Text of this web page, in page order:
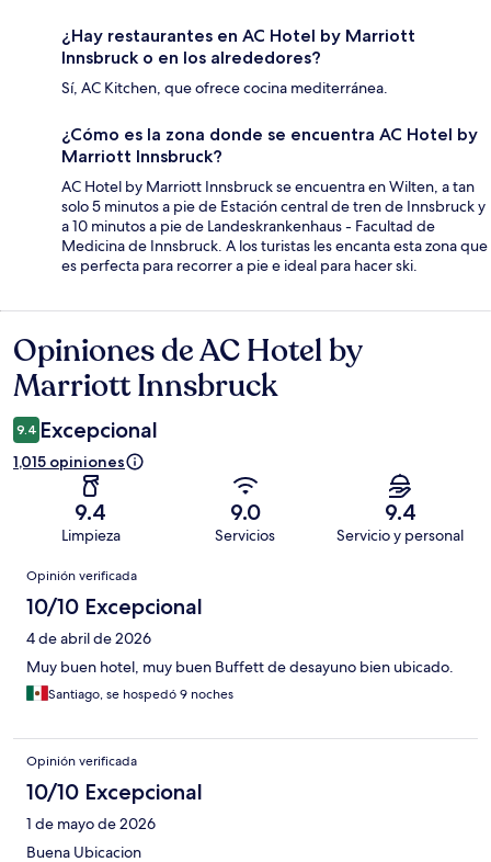
¿Hay restaurantes en AC Hotel by Marriott
Innsbruck o en los alrededores?
Sí, AC Kitchen, que ofrece cocina mediterránea.
¿Cómo es la zona donde se encuentra AC Hotel by
Marriott Innsbruck?
AC Hotel by Marriott Innsbruck se encuentra en Wilten, a tan
solo 5 minutos a pie de Estación central de tren de Innsbruck y
a 10 minutos a pie de Landeskrankenhaus - Facultad de
Medicina de Innsbruck. A los turistas les encanta esta zona que
es perfecta para recorrer a pie e ideal para hacer ski.
Opiniones
Opiniones de AC Hotel by
Marriott Innsbruck
9.4 Excepcional
1,015 opiniones
9.4
Limpieza
9.0
Servicios
9.4
Servicio y personal
Opiniones
Opinión verificada
10/10 Excepcional
4 de abril de 2026
Muy buen hotel, muy buen Buffett de desayuno bien ubicado.
Santiago, se hospedó 9 noches
Opinión verificada
10/10 Excepcional
1 de mayo de 2026
Buena Ubicacion